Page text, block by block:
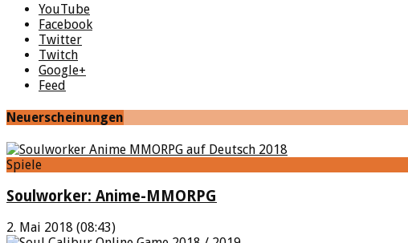
YouTube
Facebook
Twitter
Twitch
Google+
Feed
Neuerscheinungen
Spiele
Soulworker: Anime-MMORPG
2. Mai 2018 (08:43)